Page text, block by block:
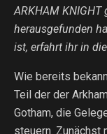
ARKHAM
herausgefunden
ist, erfahrt ihr in
Wie bereits
Teil der der
Gotham, die
steuern. Zunächst